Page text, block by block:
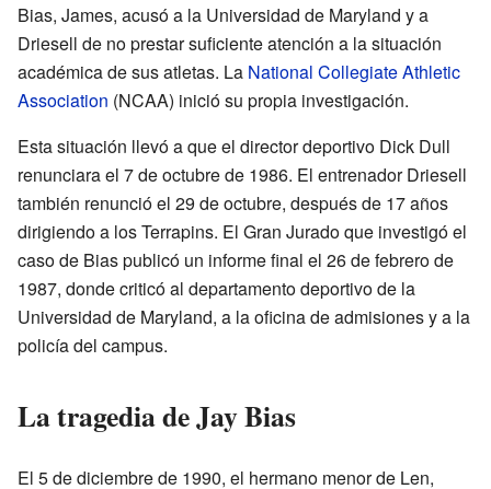
Bias, James, acusó a la Universidad de Maryland y a
Driesell de no prestar suficiente atención a la situación
académica de sus atletas. La National Collegiate Athletic
Association (NCAA) inició su propia investigación.
Esta situación llevó a que el director deportivo Dick Dull
renunciara el 7 de octubre de 1986. El entrenador Driesell
también renunció el 29 de octubre, después de 17 años
dirigiendo a los Terrapins. El Gran Jurado que investigó el
caso de Bias publicó un informe final el 26 de febrero de
1987, donde criticó al departamento deportivo de la
Universidad de Maryland, a la oficina de admisiones y a la
policía del campus.
La tragedia de Jay Bias
El 5 de diciembre de 1990, el hermano menor de Len,